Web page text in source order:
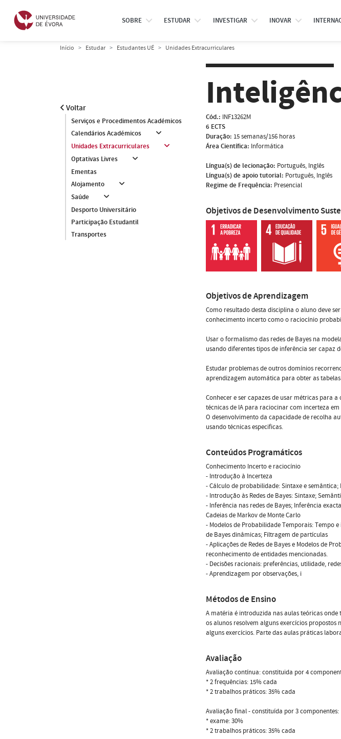
SOBRE ESTUDAR INVESTIGAR INOVAR
Início Estudar Estudantes UÉ Unidades Extracurriculares
Voltar
Serviços e Procedimentos Académicos
Calendários Académicos
Unidades Extracurriculares
Optativas Livres
Ementas
Alojamento
Saúde
Desporto Universitário
Participação Estudantil
Transportes
Cód.: INF13262M
6 ECTS
Duração: 15 semanas/156 horas
Área Científica: Informática
Língua(s) de lecionação: Português, Inglês
Língua(s) de apoio tutorial: Português, Inglês
Regime de Frequência: Presencial
Objetivos de Desenvolvimento
Objetivos de Aprendizagem
Como resultado desta disciplina o aluno deve
conhecimento incerto como o raciocínio
Usar o formalismo das redes de Bayes na
usando diferentes tipos de inferência ser capaz
Estudar problemas de outros domínios
aprendizagem automática para obter as
Conhecer e ser capazes de usar métricas para
técnicas de IA para raciocinar com incerteza
O desenvolvimento da capacidade de recolha
usando técnicas especificas.
Conteúdos Programáticos
Conhecimento Incerto e raciocínio
- Introdução à Incerteza
- Cálculo de probabilidade: Sintaxe e
- Introdução às Redes de Bayes: Sintaxe;
- Inferência nas redes de Bayes; Inferência
Cadeias de Markov de Monte Carlo
- Modelos de Probabilidade Temporais: Tempo
de Bayes dinâmicas; Filtragem de partículas
- Aplicações de Redes de Bayes e Modelos de
reconhecimento de entidades mencionadas.
- Decisões racionais: preferências, utilidade,
- Aprendizagem por observações, i
Métodos de Ensino
A matéria é introduzida nas aulas teóricas
os alunos resolvem alguns exercícios
alguns exercícios. Parte das aulas práticas
Avaliação
Avaliação contínua: constituida por 4
* 2 frequências: 15% cada
* 2 trabalhos práticos: 35% cada
Avaliação final - constituída por 3 componentes:
* exame: 30%
* 2 trabalhos práticos: 35% cada